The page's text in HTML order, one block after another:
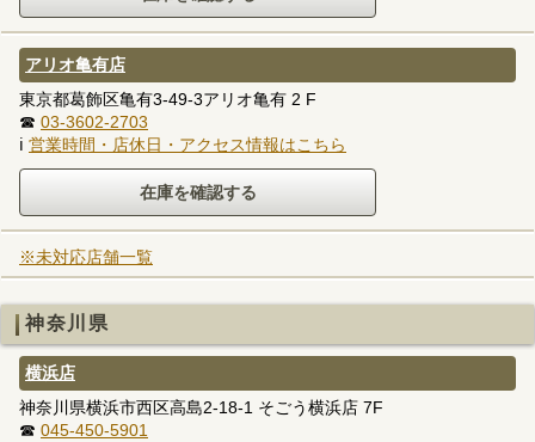
アリオ亀有店
東京都葛飾区亀有3-49-3アリオ亀有 2 F
☎ 03-3602-2703
ℹ 営業時間・店休日・アクセス情報はこちら
※未対応店舗一覧
神奈川県
横浜店
神奈川県横浜市西区高島2-18-1 そごう横浜店 7F
☎ 045-450-5901